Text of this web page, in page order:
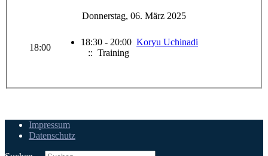
Donnerstag, 06. März 2025
18:00
18:30 - 20:00 Koryu Uchinadi
:: Training
Impressum
Datenschutz